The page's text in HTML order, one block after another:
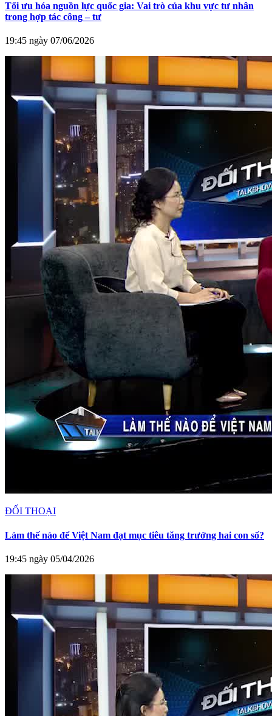
Tối ưu hóa nguồn lực quốc gia: Vai trò của khu vực tư nhân
trong hợp tác công – tư
19:45 ngày 07/06/2026
ĐỐI THOẠI
Làm thế nào để Việt Nam đạt mục tiêu tăng trưởng hai con số?
19:45 ngày 05/04/2026